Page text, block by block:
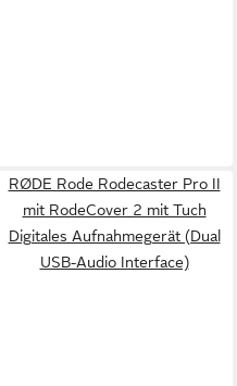
RØDE Rode Rodecaster Pro II
mit RodeCover 2 mit Tuch
Digitales Aufnahmegerät (Dual
USB-Audio Interface)